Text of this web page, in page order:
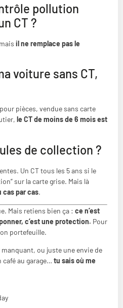
pollution
CT ?
il ne remplace pas le
voiture sans CT,
pièces, vendue sans carte
le CT de moins de 6 mois est
de collection ?
Un CT tous les 5 ans si le
sur la carte grise. Mais là
par cas.
Mais retiens bien ça : ce n’est
c’est une protection. Pour
portefeuille.
ou juste une envie de
au garage… tu sais où me